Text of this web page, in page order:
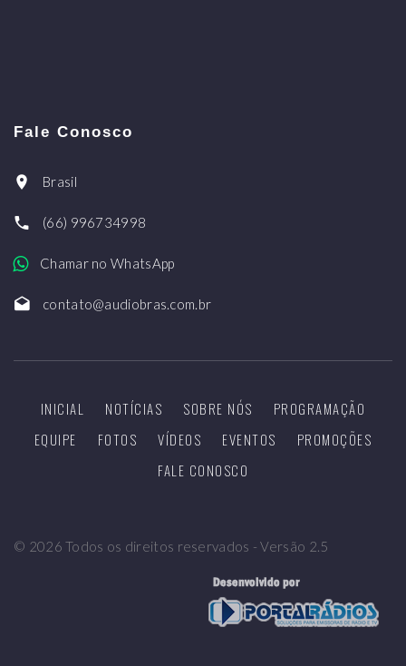
Fale Conosco
Brasil
(66) 996734998
Chamar no WhatsApp
contato@audiobras.com.br
INICIAL NOTÍCIAS SOBRE NÓS
PROGRAMAÇÃO
EQUIPE
FOTOS VÍDEOS EVENTOS
PROMOÇÕES
FALE CONOSCO
© 2026 Todos os direitos reservados - Versão 2.5